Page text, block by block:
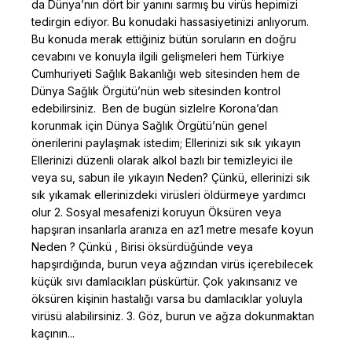
da Dünya’nın dört bir yanını sarmış bu virüs hepimizi
tedirgin ediyor. Bu konudaki hassasiyetinizi anlıyorum.
Bu konuda merak ettiğiniz bütün soruların en doğru
cevabını ve konuyla ilgili gelişmeleri hem Türkiye
Cumhuriyeti Sağlık Bakanlığı web sitesinden hem de
Dünya Sağlık Örgütü’nün web sitesinden kontrol
edebilirsiniz. Ben de bugün sizlelre Korona’dan
korunmak için Dünya Sağlık Örgütü’nün genel
önerilerini paylaşmak istedim; Ellerinizi sık sık yıkayın
Ellerinizi düzenli olarak alkol bazlı bir temizleyici ile
veya su, sabun ile yıkayın Neden? Çünkü, ellerinizi sık
sık yıkamak ellerinizdeki virüsleri öldürmeye yardımcı
olur 2. Sosyal mesafenizi koruyun Öksüren veya
hapşıran insanlarla aranıza en az1 metre mesafe koyun
Neden ? Çünkü , Birisi öksürdüğünde veya
hapşırdığında, burun veya ağzından virüs içerebilecek
küçük sıvı damlacıkları püskürtür. Çok yakınsanız ve
öksüren kişinin hastalığı varsa bu damlacıklar yoluyla
virüsü alabilirsiniz. 3. Göz, burun ve ağza dokunmaktan
kaçının...